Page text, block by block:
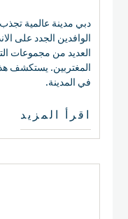
دبي مدينة عالمية
الوافدين الجدد على
العديد من مجموعات
المغتربين. يستكشف
في المدينة.
اقرأ المزيد